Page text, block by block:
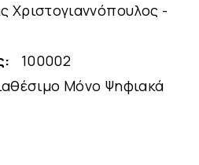
Χριστογιαννόπουλος -
100002
Μόνο Ψηφιακά